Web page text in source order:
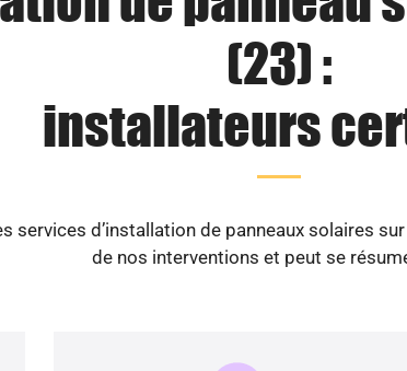
(23) :
installateurs
services d’installation de panneaux solaires
de nos interventions et peut se